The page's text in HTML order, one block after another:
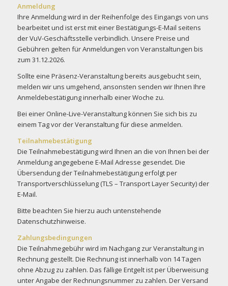
Anmeldung
Ihre Anmeldung wird in der Reihenfolge des Eingangs von uns
bearbeitet und ist erst mit einer Bestätigungs-E-Mail seitens
der VuV-Geschäftsstelle verbindlich. Unsere Preise und
Gebühren gelten für Anmeldungen von Veranstaltungen bis
zum 31.12.2026.
Sollte eine Präsenz-Veranstaltung bereits ausgebucht sein,
melden wir uns umgehend, ansonsten senden wir Ihnen Ihre
Anmeldebestätigung innerhalb einer Woche zu.
Bei einer Online-Live-Veranstaltung können Sie sich bis zu
einem Tag vor der Veranstaltung für diese anmelden.
Teilnahmebestätigung
Die Teilnahmebestätigung wird Ihnen an die von Ihnen bei der
Anmeldung angegebene E-Mail Adresse gesendet. Die
Übersendung der Teilnahmebestätigung erfolgt per
Transportverschlüsselung (TLS – Transport Layer Security) der
E-Mail.
Bitte beachten Sie hierzu auch untenstehende
Datenschutzhinweise.
Zahlungsbedingungen
Die Teilnahmegebühr wird im Nachgang zur Veranstaltung in
Rechnung gestellt. Die Rechnung ist innerhalb von 14 Tagen
ohne Abzug zu zahlen. Das fällige Entgelt ist per Überweisung
unter Angabe der Rechnungsnummer zu zahlen. Der Versand